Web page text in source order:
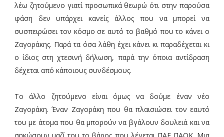
λέω ζητούμενο γιατί προσωπικά θεωρώ ότι στην παρούσα
φάση δεν υπάρχει κανείς άλλος που να μπορεί να
συσπειρώσει τον κόσμο σε αυτό το βαθμό που το κάνει ο
Ζαγοράκης. Παρά τα όσα λάθη έχει κάνει κι παραδέχεται κι
ο ίδιος στη χτεσινή δήλωση, παρά την όποια αντίδραση
δέχεται από κάποιους συνδέσμους.
Το άλλο ζητούμενο είναι όμως να δούμε έναν νέο
Ζαγοράκη. Έναν Ζαγοράκη που θα πλαισιώσει τον εαυτό
του με άτομα που θα μπορούν να βγάλουν δουλειά και να